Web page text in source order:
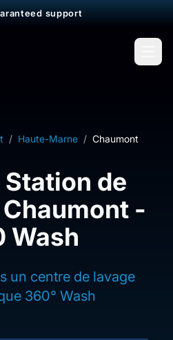
support
/ Haute-Marne / Chaumont
de
-
Wash
un centre de lavage
360° Wash